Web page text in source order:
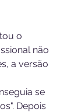
o
não
a versão
se
Depois